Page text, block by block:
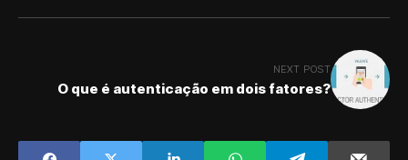
NEXT POST
O que é autenticação em dois fatores?